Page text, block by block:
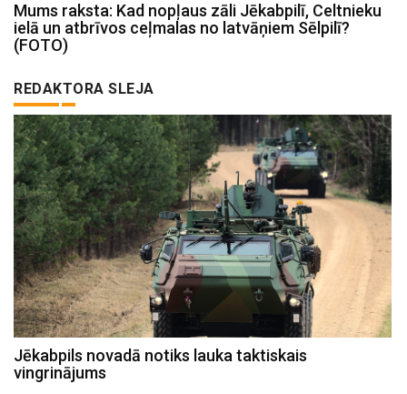
Mums raksta: Kad nopļaus zāli Jēkabpilī, Celtnieku
ielā un atbrīvos ceļmalas no latvāņiem Sēlpilī?
(FOTO)
REDAKTORA SLEJA
Jēkabpils novadā notiks lauka taktiskais
vingrinājums